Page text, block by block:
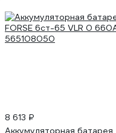
8 613 ₽
Аккумуляторная батарея